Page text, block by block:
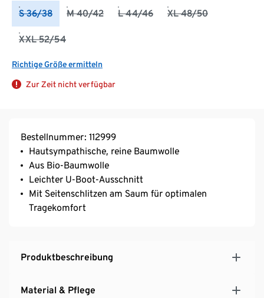
S 36/38 M 40/42 L 44/46 XL 48/50
XXL 52/54
Richtige Größe ermitteln
Zur Zeit nicht verfügbar
Bestellnummer: 112999
Hautsympathische, reine Baumwolle
Aus Bio-Baumwolle
Leichter U-Boot-Ausschnitt
Mit Seitenschlitzen am Saum für optimalen
Tragekomfort
Produktbeschreibung
Material & Pflege